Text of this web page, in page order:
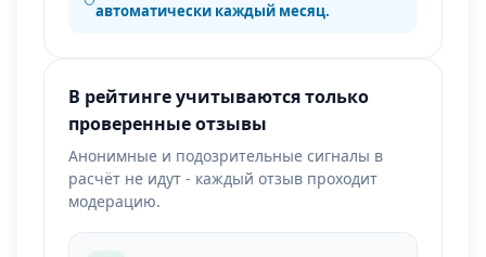
автоматически каждый месяц.
В рейтинге учитываются только
проверенные отзывы
Анонимные и подозрительные сигналы в
расчёт не идут - каждый отзыв проходит
модерацию.